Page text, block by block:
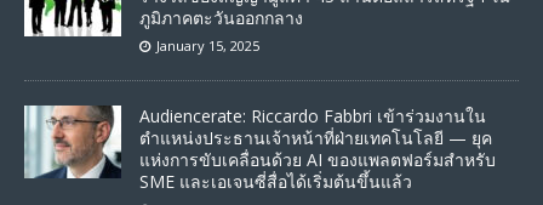
ภูมิภาคตะวันออกกลาง
January 15, 2025
Audiencerate: Riccardo Fabbri เข้าร่วมงานใน
ตำแหน่งประธานเจ้าหน้าที่ฝ่ายเทคโนโลยี — ยุค
แห่งการขับเคลื่อนด้วย AI ของแพลตฟอร์มสำหรับ
SME และเอเจนซี่สื่อได้เริ่มต้นขึ้นแล้ว